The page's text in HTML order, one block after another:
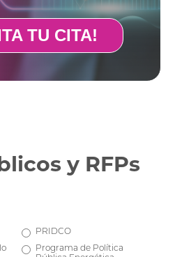
TU CITA!
y RFPs
PRIDCO
Programa de Política